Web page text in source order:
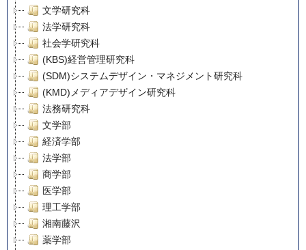
文学研究科
法学研究科
社会学研究科
(KBS)経営管理研究科
(SDM)システムデザイン・マネジメント研究科
(KMD)メディアデザイン研究科
法務研究科
文学部
経済学部
法学部
商学部
医学部
理工学部
湘南藤沢
薬学部